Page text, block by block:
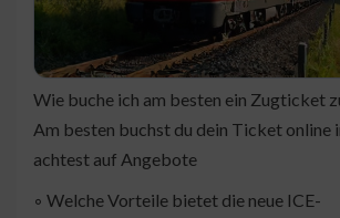
Wie buche ich am besten ein Zugticket
Am besten buchst du dein Ticket online
achtest auf Angebote
◦ Welche Vorteile bietet die neue ICE-